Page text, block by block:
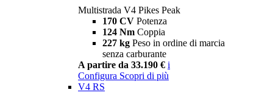
Multistrada V4 Pikes Peak
170 CV Potenza
124 Nm Coppia
227 kg Peso in ordine di marcia
senza carburante
A partire da 33.190 € i
Configura Scopri di più
V4 RS